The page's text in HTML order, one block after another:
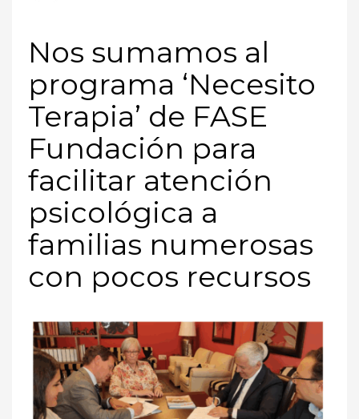
Nos sumamos al
programa ‘Necesito
Terapia’ de FASE
Fundación para
facilitar atención
psicológica a
familias numerosas
con pocos recursos